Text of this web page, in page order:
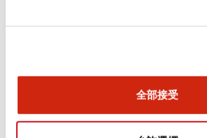
全部接受
安裝和安裝規範
文件和檔案